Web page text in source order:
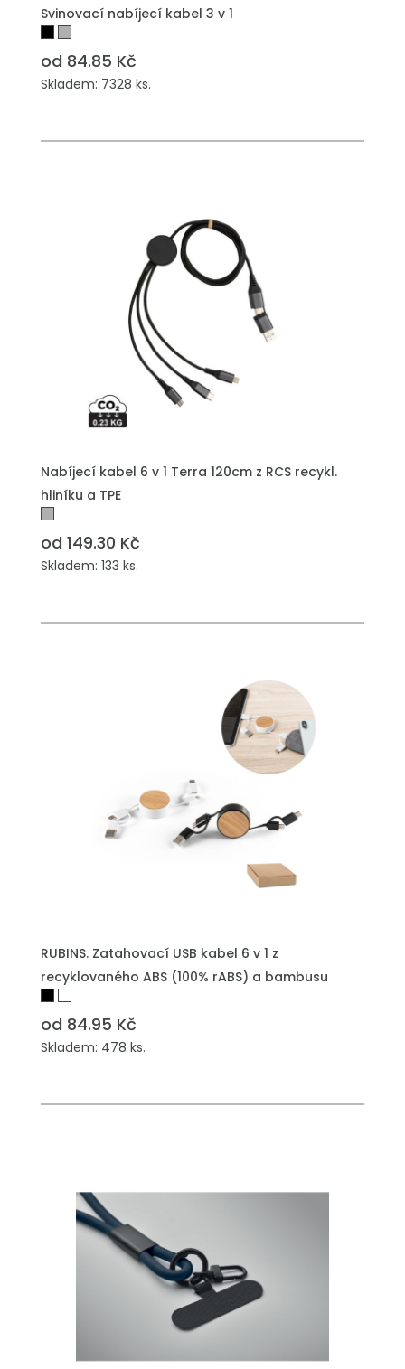
Svinovací nabíjecí kabel 3 v 1
od 84.85 Kč
Skladem: 7328 ks.
Nabíjecí kabel 6 v 1 Terra 120cm z RCS recykl.
hliníku a TPE
od 149.30 Kč
Skladem: 133 ks.
RUBINS. Zatahovací USB kabel 6 v 1 z
recyklovaného ABS (100% rABS) a bambusu
od 84.95 Kč
Skladem: 478 ks.